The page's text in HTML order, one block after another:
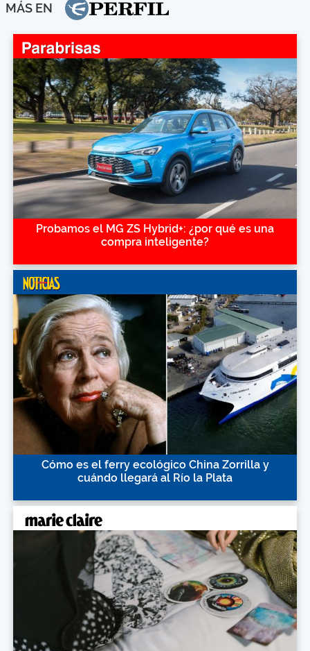
MÁS EN
Probamos el MG ZS Hybrid+: ¿por qué es una
compra inteligente?
Cómo es el ferry ecológico China Zorrilla y
cuándo llegará al Río la Plata